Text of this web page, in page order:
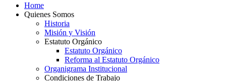
Home
Quienes Somos
Historia
Misión y Visión
Estatuto Orgánico
Estatuto Orgánico
Reforma al Estatuto Orgánico
Organigrama Institucional
Condiciones de Trabajo